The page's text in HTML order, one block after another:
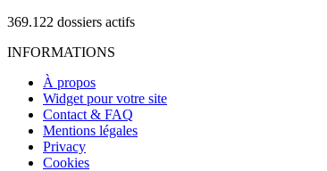
369.122 dossiers actifs
INFORMATIONS
À propos
Widget pour votre site
Contact & FAQ
Mentions légales
Privacy
Cookies